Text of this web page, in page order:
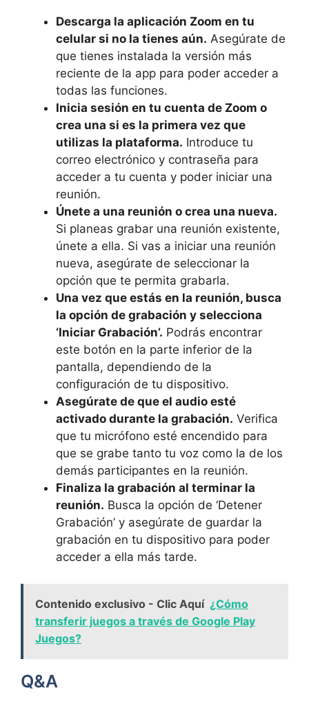
Descarga la aplicación Zoom en tu
‌celular si ‍no la tienes aún. Asegúrate de
que tienes instalada la ​versión más
reciente⁢ de la⁣ app para‍ poder acceder a
todas las funciones.
Inicia⁣ sesión en tu cuenta ‌de Zoom o
crea una si es ⁣la primera​ vez que
utilizas la plataforma. Introduce ⁢tu
correo electrónico y⁣ contraseña para
acceder a ⁤tu cuenta y poder iniciar una
reunión.
Únete‌ a‌ una reunión o​ crea una nueva.
Si planeas grabar una ​reunión existente,
únete a ⁤ella. Si ​vas‌ a iniciar una reunión
nueva, asegúrate ⁢de seleccionar ‍la
‍opción que te permita grabarla.
Una ‍vez que estás⁣ en la reunión, busca
la opción de grabación y selecciona
‘Iniciar Grabación’. Podrás‌ encontrar​
este botón en la parte inferior⁤ de la
pantalla, dependiendo ‍de​ la
configuración de‍ tu‍ dispositivo.
Asegúrate ⁤de que⁣ el‍ audio esté
activado durante la grabación. Verifica
que tu micrófono esté encendido ‍para
que se ⁤grabe tanto tu voz‌ como la ‍de los
demás participantes‍ en la reunión.
Finaliza la ​grabación al terminar⁣ la
⁤reunión. Busca‍ la opción de ‘Detener
Grabación’‍ y⁤ asegúrate ⁤de guardar la‍
grabación en tu dispositivo para‌ poder
acceder a ella‌ más‍ tarde.
Contenido exclusivo - Clic Aquí ¿Cómo
transferir juegos a través de Google Play
Juegos?
Q&A